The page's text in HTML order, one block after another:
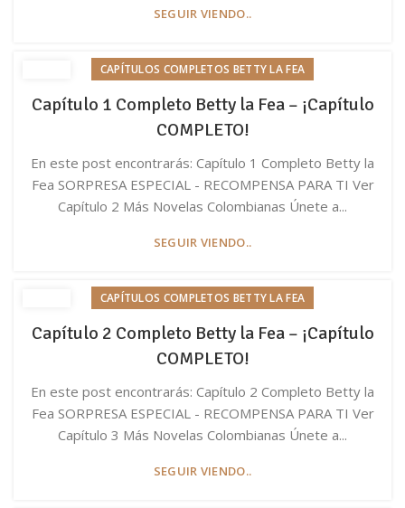
SEGUIR VIENDO..
CAPÍTULOS COMPLETOS BETTY LA FEA
Capítulo 1 Completo Betty la Fea – ¡Capítulo
COMPLETO!
En este post encontrarás: Capítulo 1 Completo Betty la
Fea SORPRESA ESPECIAL - RECOMPENSA PARA TI Ver
Capítulo 2 Más Novelas Colombianas Únete a...
SEGUIR VIENDO..
CAPÍTULOS COMPLETOS BETTY LA FEA
Capítulo 2 Completo Betty la Fea – ¡Capítulo
COMPLETO!
En este post encontrarás: Capítulo 2 Completo Betty la
Fea SORPRESA ESPECIAL - RECOMPENSA PARA TI Ver
Capítulo 3 Más Novelas Colombianas Únete a...
SEGUIR VIENDO..